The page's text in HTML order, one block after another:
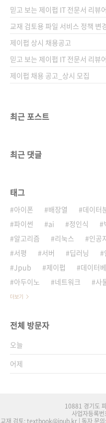
믿고 보는 제이펍 IT 전문서 리뷰
교재 검토용 파일 서비스 정책 변
제이펍 상시 채용공고
믿고 보는 제이펍 IT 전문서 리뷰
제이펍 채용 공고_상시 모집
최근 포스트
최근 댓글
태그
아이폰 배장열 데이터
파이썬
ai 정인식
알고리즘
리눅스 인공
서평
서버 딥러닝
Jpub
제이펍 데이터
아두이노
네트워크 사
더보기
전체 방문자
오늘
어제
10881 경기도
사업자등록